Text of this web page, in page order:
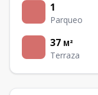
1
Parqueo
37 M²
Terraza